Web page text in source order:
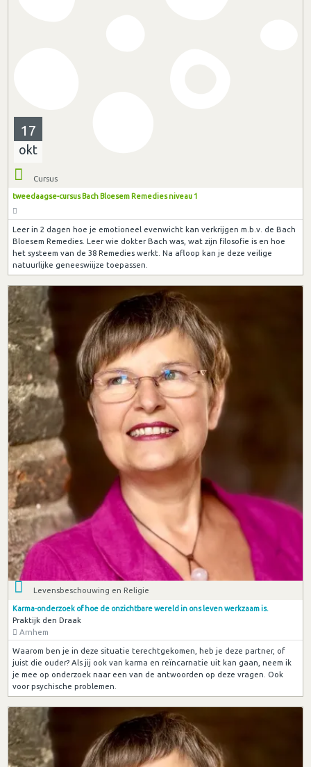
17
okt
Cursus
tweedaagse-cursus Bach Bloesem Remedies niveau 1
Leer in 2 dagen hoe je emotioneel evenwicht kan verkrijgen m.b.v. de Bach
Bloesem Remedies. Leer wie dokter Bach was, wat zijn filosofie is en hoe
het systeem van de 38 Remedies werkt. Na afloop kan je deze veilige
natuurlijke geneeswiijze toepassen.
Levensbeschouwing en Religie
Karma-onderzoek of hoe de onzichtbare wereld in ons leven werkzaam is.
Praktijk den Draak
Arnhem
Waarom ben je in deze situatie terechtgekomen, heb je deze partner, of
juist die ouder? Als jij ook van karma en reïncarnatie uit kan gaan, neem ik
je mee op onderzoek naar een van de antwoorden op deze vragen. Ook
voor psychische problemen.